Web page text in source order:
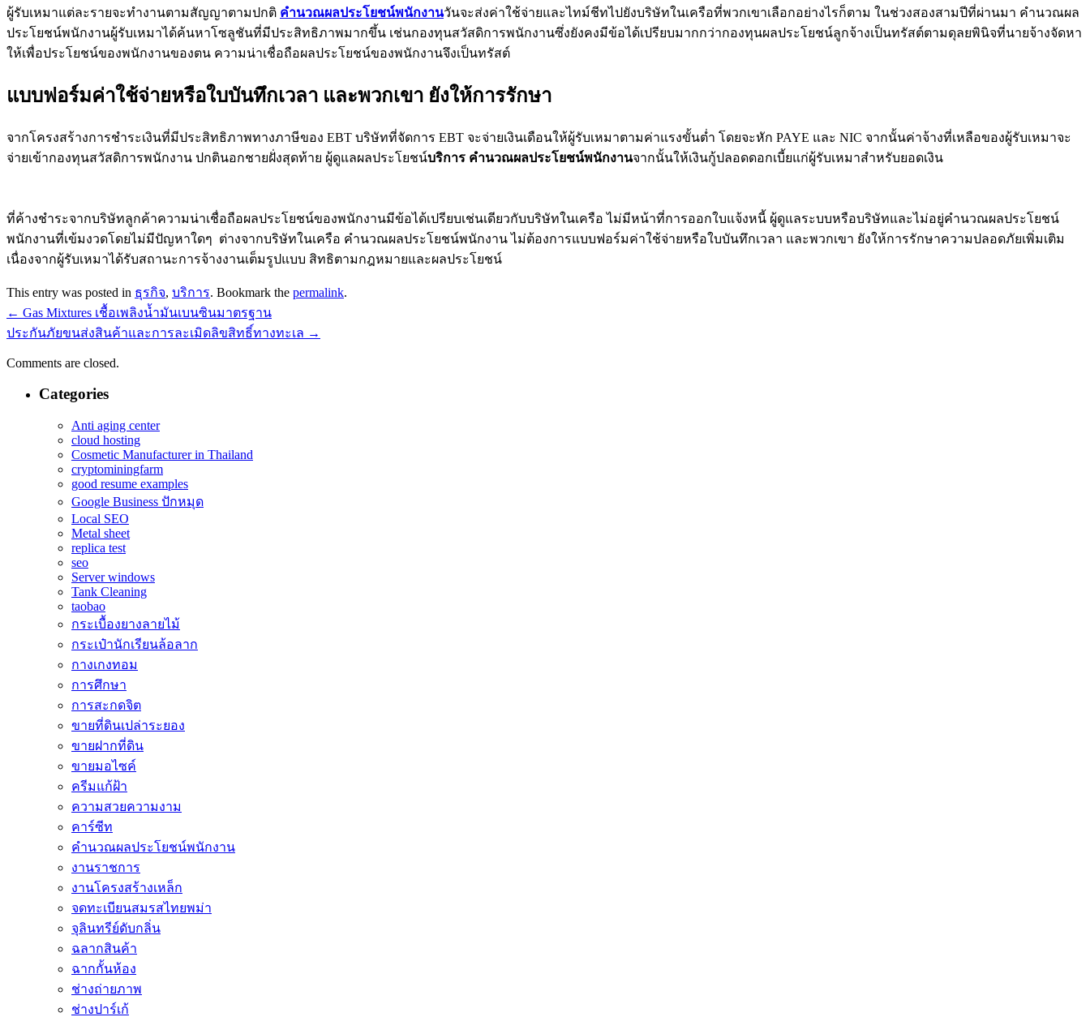
ผู้รับเหมาแต่ละรายจะทำงานตามสัญญาตามปกติ คำนวณผลประโยชน์พนักงานวันจะส่งค่าใช้จ่ายและไทม์ชีทไปยังบริษัทในเครือที่พวกเขาเลือกอย่างไรก็ตาม ในช่วงสองสามปีที่ผ่านมา คำนวณผล
ประโยชน์พนักงานผู้รับเหมาได้ค้นหาโซลูชันที่มีประสิทธิภาพมากขึ้น เช่นกองทุนสวัสดิการพนักงานซึ่งยังคงมีข้อได้เปรียบมากกว่ากองทุนผลประโยชน์ลูกจ้างเป็นทรัสต์ตามดุลยพินิจที่นายจ้างจัดหา
ให้เพื่อประโยชน์ของพนักงานของตน ความน่าเชื่อถือผลประโยชน์ของพนักงานจึงเป็นทรัสต์
แบบฟอร์มค่าใช้จ่ายหรือใบบันทึกเวลา และพวกเขา ยังให้การรักษา
จากโครงสร้างการชำระเงินที่มีประสิทธิภาพทางภาษีของ EBT บริษัทที่จัดการ EBT จะจ่ายเงินเดือนให้ผู้รับเหมาตามค่าแรงขั้นต่ำ โดยจะหัก PAYE และ NIC จากนั้นค่าจ้างที่เหลือของผู้รับเหมาจะ
จ่ายเข้ากองทุนสวัสดิการพนักงาน ปกตินอกชายฝั่งสุดท้าย ผู้ดูแลผลประโยชน์บริการ คำนวณผลประโยชน์พนักงานจากนั้นให้เงินกู้ปลอดดอกเบี้ยแก่ผู้รับเหมาสำหรับยอดเงิน
ที่ค้างชำระจากบริษัทลูกค้าความน่าเชื่อถือผลประโยชน์ของพนักงานมีข้อได้เปรียบเช่นเดียวกับบริษัทในเครือ ไม่มีหน้าที่การออกใบแจ้งหนี้ ผู้ดูแลระบบหรือบริษัทและไม่อยู่คำนวณผลประโยชน์
พนักงานที่เข้มงวดโดยไม่มีปัญหาใดๆ ต่างจากบริษัทในเครือ คำนวณผลประโยชน์พนักงาน ไม่ต้องการแบบฟอร์มค่าใช้จ่ายหรือใบบันทึกเวลา และพวกเขา ยังให้การรักษาความปลอดภัยเพิ่มเติม
เนื่องจากผู้รับเหมาได้รับสถานะการจ้างงานเต็มรูปแบบ สิทธิตามกฎหมายและผลประโยชน์
This entry was posted in ธุรกิจ, บริการ. Bookmark the permalink.
← Gas Mixtures เชื้อเพลิงน้ำมันเบนซินมาตรฐาน
ประกันภัยขนส่งสินค้าและการละเมิดลิขสิทธิ์ทางทะเล →
Comments are closed.
Categories
Anti aging center
cloud hosting
Cosmetic Manufacturer in Thailand
cryptominingfarm
good resume examples
Google Business ปักหมุด
Local SEO
Metal sheet
replica test
seo
Server windows
Tank Cleaning
taobao
กระเบื้องยางลายไม้
กระเป๋านักเรียนล้อลาก
กางเกงทอม
การศึกษา
การสะกดจิต
ขายที่ดินเปล่าระยอง
ขายฝากที่ดิน
ขายมอไซค์
ครีมแก้ฝ้า
ความสวยความงาม
คาร์ซีท
คำนวณผลประโยชน์พนักงาน
งานราชการ
งานโครงสร้างเหล็ก
จดทะเบียนสมรสไทยพม่า
จุลินทรีย์ดับกลิ่น
ฉลากสินค้า
ฉากกั้นห้อง
ช่างถ่ายภาพ
ช่างปาร์เก้